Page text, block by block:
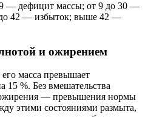
— дефицит массы; от 9 до 30 —
42 — избыток; выше 42 —
и ожирением
масса превышает
15 %. Без вмешательства
ожирения — превышения нормы
этими состояниями размыта,